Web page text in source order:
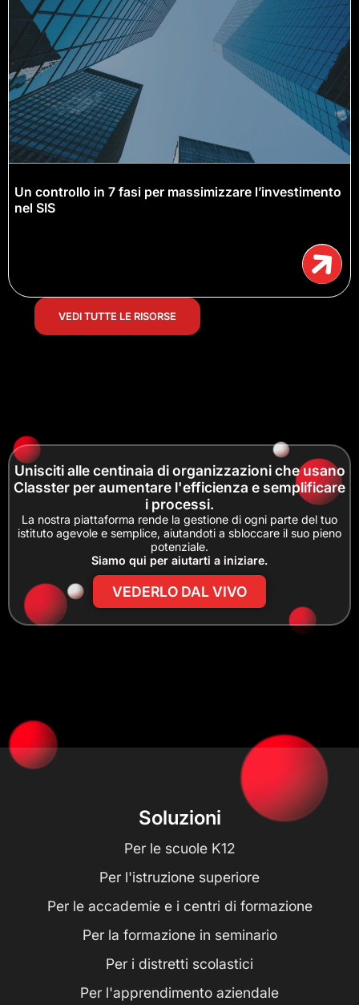
Un controllo in 7 fasi per massimizzare l’investimento
nel SIS
VEDI TUTTE LE RISORSE
Unisciti alle centinaia di organizzazioni che usano
Classter per aumentare l'efficienza e semplificare
i processi.
La nostra piattaforma rende la gestione di ogni parte del tuo
istituto agevole e semplice, aiutandoti a sbloccare il suo pieno
potenziale.
Siamo qui per aiutarti a iniziare.
VEDERLO DAL VIVO
Soluzioni
Per le scuole K12
Per l'istruzione superiore
Per le accademie e i centri di formazione
Per la formazione in seminario
Per i distretti scolastici
Per l'apprendimento aziendale